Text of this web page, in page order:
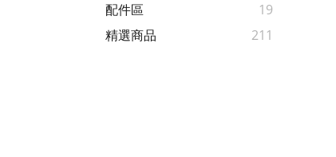
配件區
19
精選商品
211